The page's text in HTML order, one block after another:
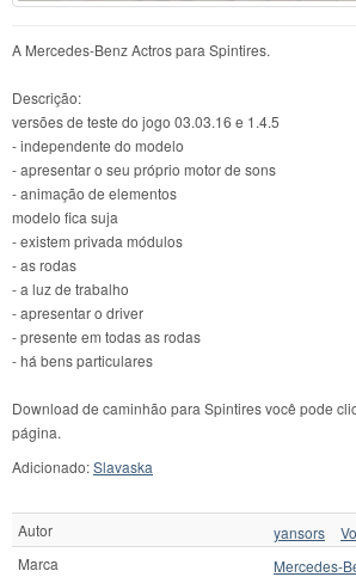
A Mercedes-Benz Actros para Spintires.
Descrição:
versões de teste do jogo 03.03.16 e 1.4.5
- independente do modelo
- apresentar o seu próprio motor de sons
- animação de elementos
modelo fica suja
- existem privada módulos
- as rodas
- a luz de trabalho
- apresentar o driver
- presente em todas as rodas
- há bens particulares
Download de caminhão para Spintires você pode
página.
Adicionado:Slavaska
Autor yansors
Marca
Mercedes-